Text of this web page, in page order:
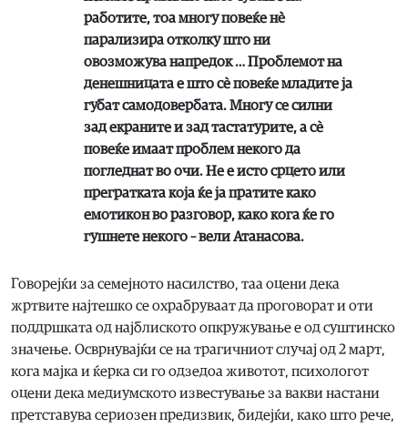
работите, тоа многу повеќе нè
парализира отколку што ни
овозможува напредок … Проблемот на
денешницата е што сѐ повеќе младите ја
губат самодовербата. Многу се силни
зад екраните и зад тастатурите, а сѐ
повеќе имаат проблем некого да
погледнат во очи. Не е исто срцето или
прегратката која ќе ја пратите како
емотикон во разговор, како кога ќе го
гушнете некого – вели Атанасова.
Говорејќи за семејното насилство, таа оцени дека
жртвите најтешко се охрабруваат да проговорат и оти
поддршката од најблиското опкружување е од суштинско
значење. Осврнувајќи се на трагичниот случај од 2 март,
кога мајка и ќерка си го одзедоа животот, психологот
оцени дека медиумското известување за вакви настани
претставува сериозен предизвик, бидејќи, како што рече,